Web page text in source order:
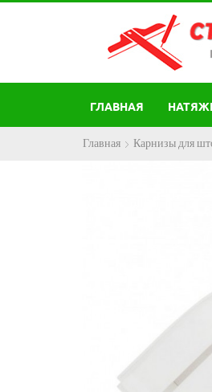
ГЛАВНАЯ
Главная Карнизы для